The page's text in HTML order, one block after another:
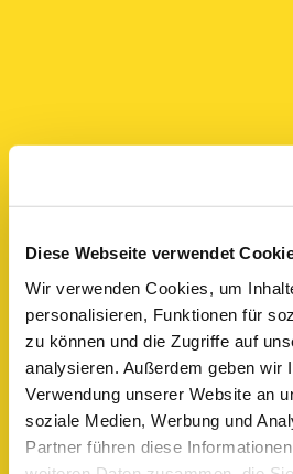
Diese Webseite verwendet
Wir verwenden Cookies, um
personalisieren, Funktionen für
zu können und die Zugriffe auf
analysieren. Außerdem geben wir
Verwendung unserer Website an
soziale Medien, Werbung und
Partner führen diese